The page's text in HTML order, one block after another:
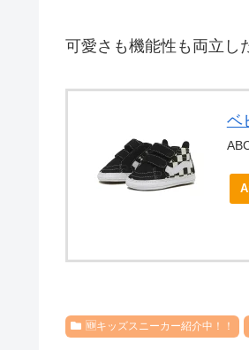
可愛さも機能性も両立し
ベ
🆕キッズスニーカー紹介中！！